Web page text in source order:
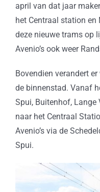
april van dat jaar
het Centraal station en
deze nieuwe trams op
Avenio’s ook weer
Bovendien verandert
de binnenstad. Vanaf
Spui, Buitenhof, Lange
naar het Centraal
Avenio’s via de
Spui.